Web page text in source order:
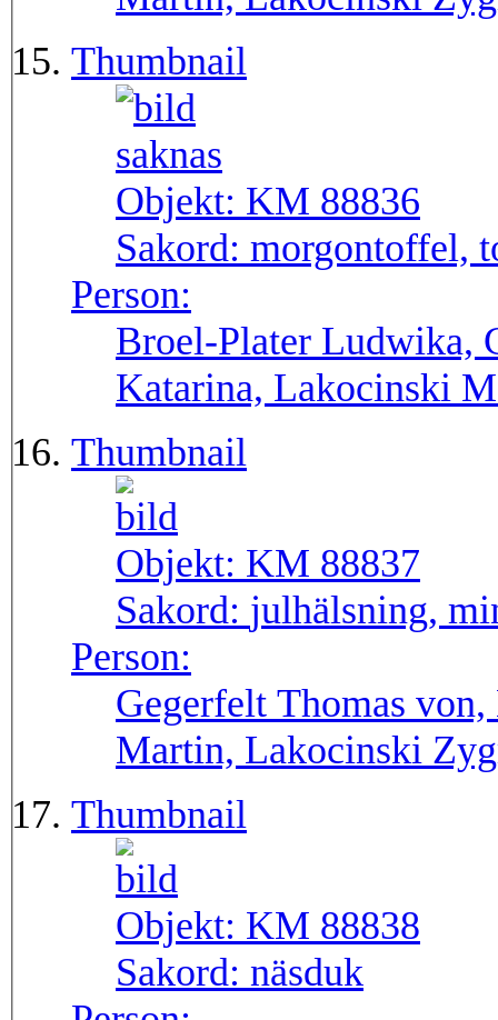
Thumbnail
Objekt: KM 88836
Sakord: morgontoffel,
Person:
Broel-Plater Ludwika,
Katarina, Lakocinski
Thumbnail
Objekt: KM 88837
Sakord: julhälsning,
Person:
Gegerfelt Thomas
Martin, Lakocinski
Thumbnail
Objekt: KM 88838
Sakord: näsduk